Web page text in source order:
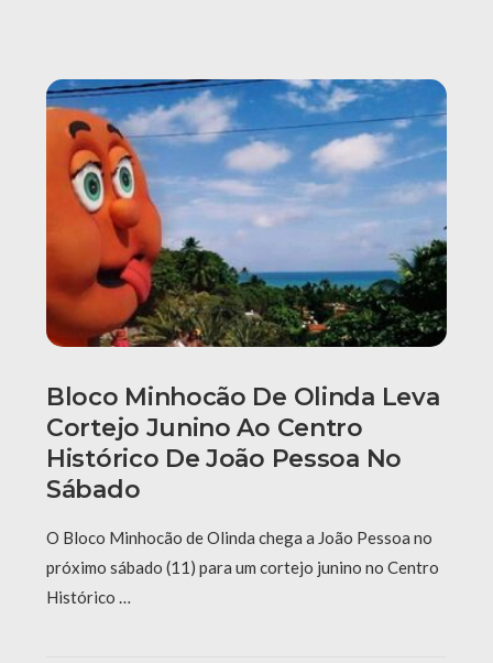
Bloco Minhocão De Olinda Leva
Cortejo Junino Ao Centro
Histórico De João Pessoa No
Sábado
O Bloco Minhocão de Olinda chega a João Pessoa no
próximo sábado (11) para um cortejo junino no Centro
Histórico …